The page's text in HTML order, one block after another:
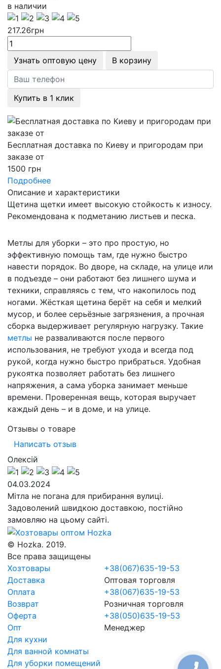
в наличии
217.26грн
Узнать оптовую цену В корзину
Купить в 1 клик
Бесплатная доставка по Киеву и пригородам при
заказе от
1500 грн
Подробнее
Описание и характеристики
Щетина щетки имеет высокую стойкость к износу.
Рекомендована к подметанию листьев и песка.
Метлы для уборки – это про простую, но
эффективную помощь там, где нужно быстро
навести порядок. Во дворе, на складе, на улице или
в подъезде – они работают без лишнего шума и
техники, справляясь с тем, что накопилось под
ногами. Жёсткая щетина берёт на себя и мелкий
мусор, и более серьёзные загрязнения, а прочная
сборка выдерживает регулярную нагрузку. Такие
метлы не разваливаются после первого
использования, не требуют ухода и всегда под
рукой, когда нужно быстро прибраться. Удобная
рукоятка позволяет работать без лишнего
напряжения, а сама уборка занимает меньше
времени. Проверенная вещь, которая выручает
каждый день – и в доме, и на улице.
Отзывы о товаре
Написать отзыв
Олексій
04.03.2024
Мітла не погана для прибирання вулиці.
Задоволений швидкою доставкою, постійно
замовляю на цьому сайті.
© Hozka. 2019.
Все права защищены
Хозтовары
Доставка
Оплата
Возврат
Оферта
Опт
Для кухни
Для ванной комнаты
Для уборки помещений
+38(067)635-19-53
Оптовая торговля
+38(067)635-19-53
Розничная торговля
+38(050)635-19-53
Менеджер